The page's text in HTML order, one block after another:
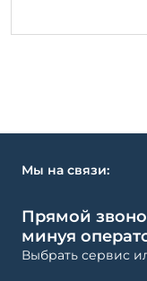
Мы на связи:
Прямой
минуя
Выбрать сервис